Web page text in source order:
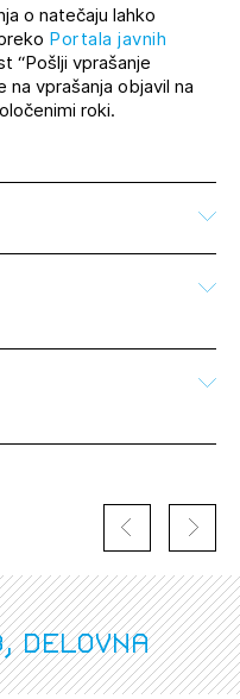
o natečaju lahko
Portala javnih
“Pošlji vprašanje
na vprašanja objavil na
roki.
delovna